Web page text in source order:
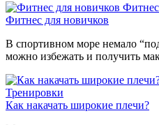
Фитнес для новичков
В спортивном море немало
можно избежать и получить
Тренировки
Как накачать широкие плечи?